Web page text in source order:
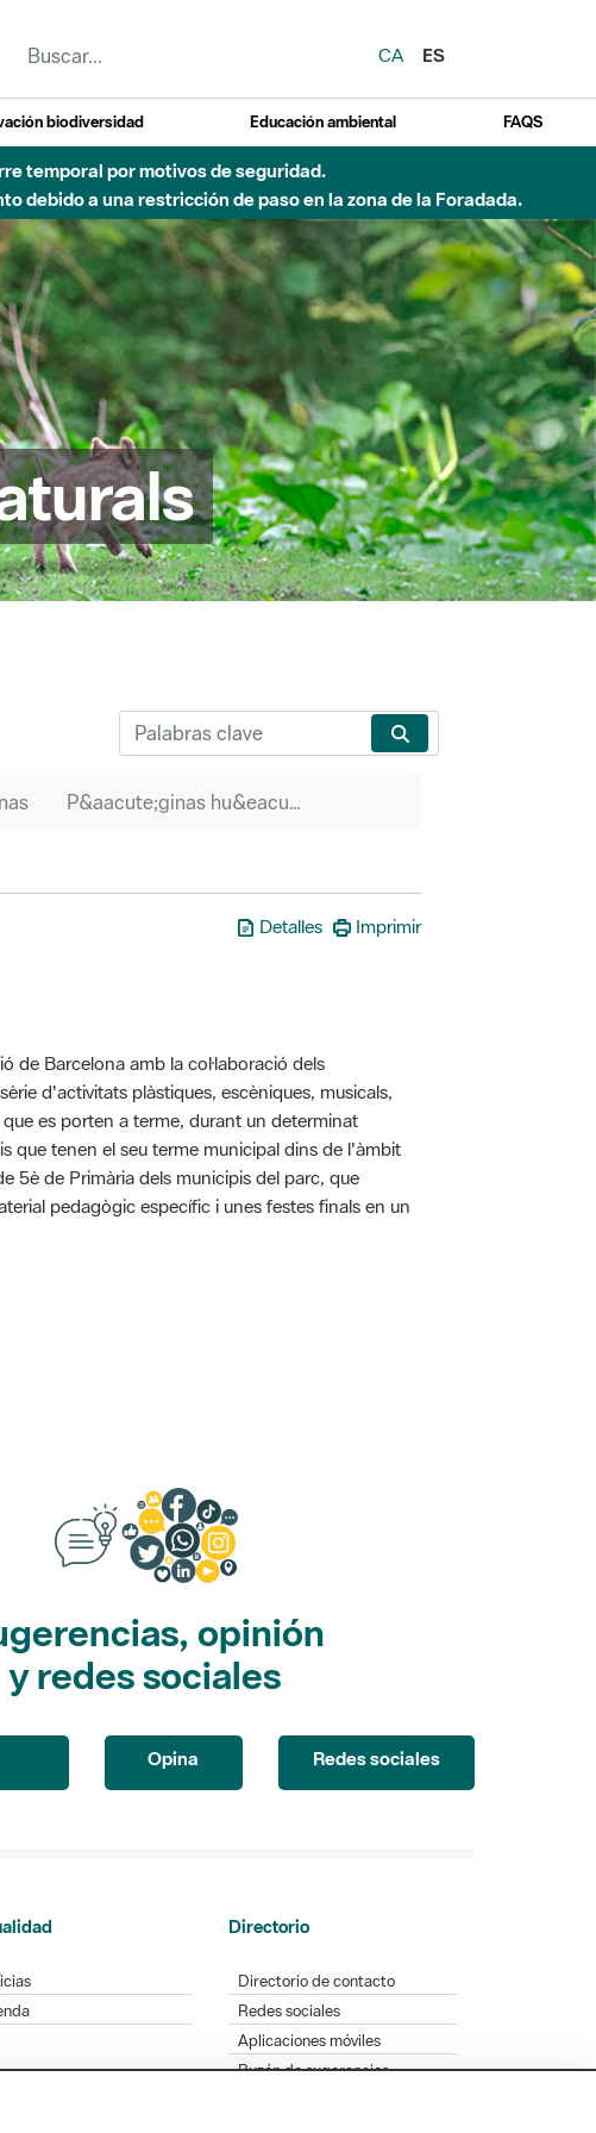
CA
ES
biodiversidad Educación ambiental FAQS
temporal por motivos de seguridad.
debido a una restricción de paso en la zona de la Foradada.
P&aacute;ginas hu&eacute;rfanas
Detalles Imprimir
de Barcelona amb la col·laboració dels
d'activitats plàstiques, escèniques, musicals,
es porten a terme, durant un determinat
que tenen el seu terme municipal dins de l'àmbit
5è de Primària dels municipis del parc, que
pedagògic específic i unes festes finals en un
opinión
y redes sociales
Opina Redes sociales
Directorio
Directorio de contacto
Redes sociales
Aplicaciones móviles
Buzón de sugerencias